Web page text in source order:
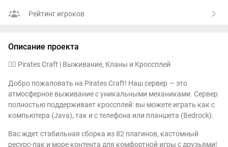
Рейтинг игроков
Описание проекта
🏴‍☠️ Pirates Craft | Выживание, Кланы и Кроссплей
Добро пожаловать на Pirates Craft! Наш сервер — это
атмосферное выживание с уникальными механиками. Сервер
полностью поддерживает кроссплей: вы можете играть как с
компьютера (Java), так и с телефона или планшета (Bedrock).
Вас ждет стабильная сборка из 82 плагинов, кастомный
ресурс-пак и море контента для комфортной игры с друзьями!